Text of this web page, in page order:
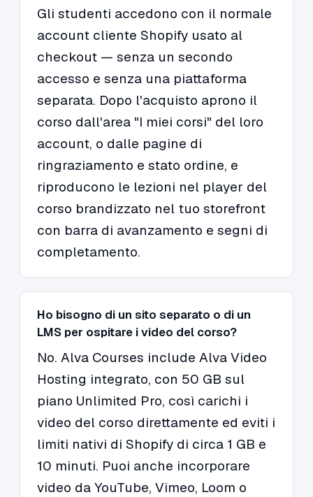
Gli studenti accedono con il normale
account cliente Shopify usato al
checkout — senza un secondo
accesso e senza una piattaforma
separata. Dopo l'acquisto aprono il
corso dall'area "I miei corsi" del loro
account, o dalle pagine di
ringraziamento e stato ordine, e
riproducono le lezioni nel player del
corso brandizzato nel tuo storefront
con barra di avanzamento e segni di
completamento.
Ho bisogno di un sito separato o di un
LMS per ospitare i video del corso?
No. Alva Courses include Alva Video
Hosting integrato, con 50 GB sul
piano Unlimited Pro, così carichi i
video del corso direttamente ed eviti i
limiti nativi di Shopify di circa 1 GB e
10 minuti. Puoi anche incorporare
video da YouTube, Vimeo, Loom o